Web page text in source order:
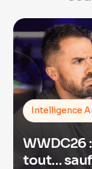
Intelligence
WWDC26
tout…